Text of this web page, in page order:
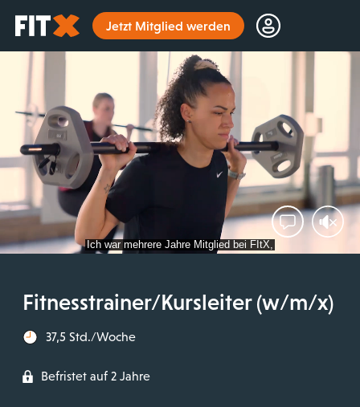
Startseite Jetzt Mitglied werden
Fitnesstrainer/Kursleiter (w/m/x)
37,5 Std./Woche
Befristet auf 2 Jahre